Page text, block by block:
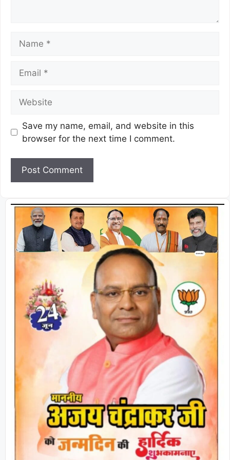
Save my name, email, and website in this
browser for the next time I comment.